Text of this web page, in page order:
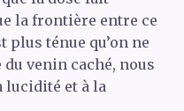
la frontière entre ce
plus ténue qu’on ne
venin caché, nous
lucidité et à la